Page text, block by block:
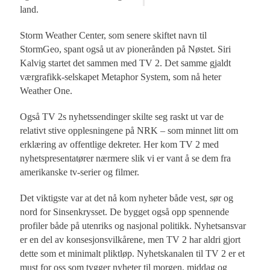
land.
Storm Weather Center, som senere skiftet navn til
StormGeo, spant også ut av pionerånden på Nøstet. Siri
Kalvig startet det sammen med TV 2. Det samme gjaldt
værgrafikk-selskapet Metaphor System, som nå heter
Weather One.
Også TV 2s nyhetssendinger skilte seg raskt ut var de
relativt stive opplesningene på NRK – som minnet litt om
erklæring av offentlige dekreter. Her kom TV 2 med
nyhetspresentatører nærmere slik vi er vant å se dem fra
amerikanske tv-serier og filmer.
Det viktigste var at det nå kom nyheter både vest, sør og
nord for Sinsenkrysset. De bygget også opp spennende
profiler både på utenriks og nasjonal politikk. Nyhetsansvar
er en del av konsesjonsvilkårene, men TV 2 har aldri gjort
dette som et minimalt pliktløp. Nyhetskanalen til TV 2 er et
must for oss som tygger nyheter til morgen, middag og